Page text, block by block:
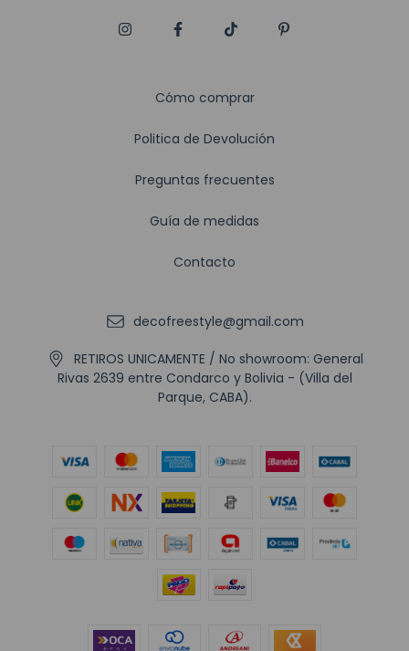
Cómo comprar
Politica de Devolución
Preguntas frecuentes
Guía de medidas
Contacto
decofreestyle@gmail.com
RETIROS UNICAMENTE / No showroom: General
Rivas 2639 entre Condarco y Bolivia - (Villa del
Parque, CABA).